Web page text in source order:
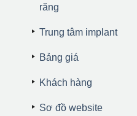
răng
Trung tâm implant
Bảng giá
Khách hàng
Sơ đồ website